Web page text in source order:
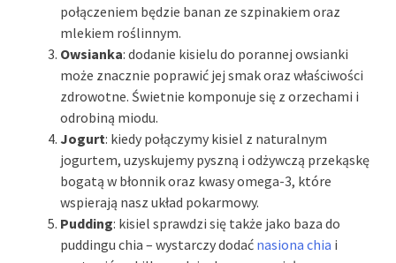
połączeniem będzie banan ze szpinakiem oraz
mlekiem roślinnym.
Owsianka: dodanie kisielu do porannej owsianki
może znacznie poprawić jej smak oraz właściwości
zdrowotne. Świetnie komponuje się z orzechami i
odrobiną miodu.
Jogurt: kiedy połączymy kisiel z naturalnym
jogurtem, uzyskujemy pyszną i odżywczą przekąskę
bogatą w błonnik oraz kwasy omega-3, które
wspierają nasz układ pokarmowy.
Pudding: kisiel sprawdzi się także jako baza do
puddingu chia – wystarczy dodać nasiona chia i